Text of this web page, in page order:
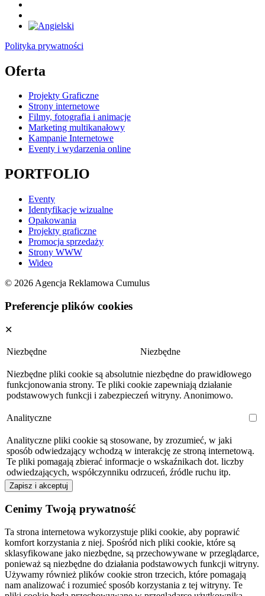
Polityka prywatności
Oferta
Projekty Graficzne
Strony internetowe
Filmy, fotografia i animacje
Marketing multikanałowy
Kampanie Internetowe
Eventy i wydarzenia online
PORTFOLIO
Eventy
Identyfikacje wizualne
Opakowania
Projekty graficzne
Promocja sprzedaży
Strony WWW
Wideo
© 2026 Agencja Reklamowa Cumulus
Preferencje plików cookies
✕
Niezbędne Niezbędne
Niezbędne pliki cookie są absolutnie niezbędne do prawidłowego
funkcjonowania strony. Te pliki cookie zapewniają działanie
podstawowych funkcji i zabezpieczeń witryny. Anonimowo.
Analityczne
Analityczne pliki cookie są stosowane, by zrozumieć, w jaki
sposób odwiedzający wchodzą w interakcję ze stroną internetową.
Te pliki pomagają zbierać informacje o wskaźnikach dot. liczby
odwiedzających, współczynniku odrzuceń, źródle ruchu itp.
Zapisz i akceptuj
Cenimy Twoją prywatność
Ta strona internetowa wykorzystuje pliki cookie, aby poprawić
komfort korzystania z niej. Spośród nich pliki cookie, które są
sklasyfikowane jako niezbędne, są przechowywane w przeglądarce,
ponieważ są niezbędne do działania podstawowych funkcji witryny.
Używamy również plików cookie stron trzecich, które pomagają
nam analizować i rozumieć sposób korzystania z tej witryny. Te